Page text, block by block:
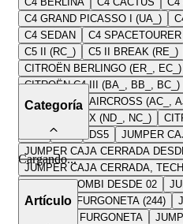
C4 GRAND PICASSO I (UA_)
C4 SEDAN
C4 SPACETOURER
C5 II (RC_)
C5 II BREAK (RE_)
CITROËN BERLINGO (ER_, EC_)
CITROËN C4 III (BA_, BB_, BC_)
CITROËN C5 AIRCROSS (AC_,
CITROËN C5 X (ND_, NC_)
DS4 DS5
JUMPER
JUMPER CAJA CERRADA
JUMPER CAJA CERRADA,
JUMPER COMBI DESDE 02
JUMPER I FURGONETA (244)
JUMPER II FURGONETA
Categoría
Cargando...
Artículo